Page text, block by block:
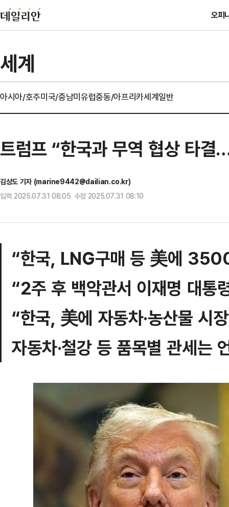
오피
세계
아시아/호주미국/중남미유럽중동/아프리카세계일반
트럼프 “한국과 무역 협상 타
김상도 기자 (marine9442@dailian.co.kr)
입력 2025.07.31 08:05 수정 2025.07.31 08:10
“한국, LNG구매 등 美에
“2주 후 백악관서 이재명 대통
“한국, 美에 자동차·농산물 시
자동차·철강 등 품목별 관세는